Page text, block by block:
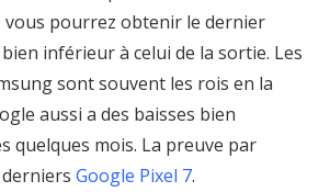
vous pourrez obtenir le dernier
inférieur à celui de la sortie. Les
sont souvent les rois en la
aussi a des baisses bien
quelques mois. La preuve par
Google Pixel 7.